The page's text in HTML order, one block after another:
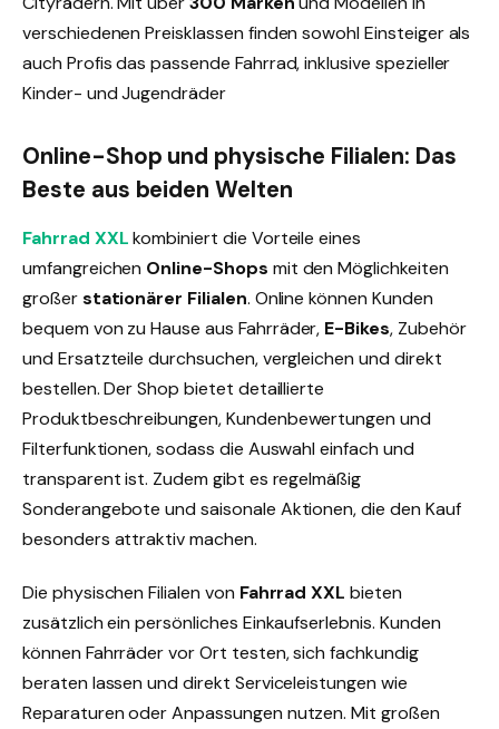
verschiedenen Preisklassen finden sowohl Einsteiger als
auch Profis das passende Fahrrad, inklusive spezieller
Kinder- und Jugendräder
Online-Shop und physische Filialen: Das
Beste aus beiden Welten
Fahrrad XXLkombiniert die Vorteile eines
umfangreichen Online-Shops mit den Möglichkeiten
großerstationärer Filialen. Online können Kunden
bequem von zu Hause aus Fahrräder, E-Bikes, Zubehör
und Ersatzteile durchsuchen, vergleichen und direkt
bestellen. Der Shop bietet detaillierte
Produktbeschreibungen, Kundenbewertungen und
Filterfunktionen, sodass die Auswahl einfach und
transparent ist. Zudem gibt es regelmäßig
Sonderangebote und saisonale Aktionen, die den Kauf
besonders attraktiv machen.
Die physischen Filialen von Fahrrad XXL bieten
zusätzlich ein persönliches Einkaufserlebnis. Kunden
können Fahrräder vor Ort testen, sich fachkundig
beraten lassen und direkt Serviceleistungen wie
Reparaturen oder Anpassungen nutzen. Mit großen